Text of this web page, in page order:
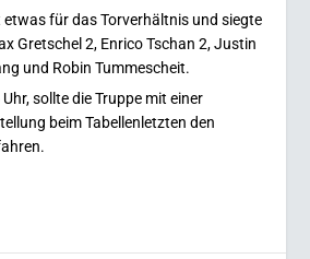
etwas für das Torverhältnis und siegte
Gretschel 2, Enrico Tschan 2, Justin
und Robin Tummescheit.
sollte die Truppe mit einer
beim Tabellenletzten den